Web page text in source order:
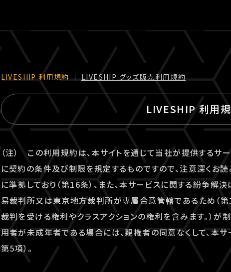
LIVESHIP 利⽤規約｜LIVESHIP グッズ販売利⽤規約
LIVESHIP 利用
（注） この利用規約は、本サイトを通じて当社が提供するサ
に契約の条件及び制限を規定するものですので、注意深くお読
に準拠しており（第16条）、また、本サービスに関する紛争
易裁判所又は東京地方裁判所が専属合意管轄であるため（第
裁判を受ける権利やクラスアクションの権利を含みます。）が
用者が未成年者である場合には、親権者の同意なくして、本
第5項）。